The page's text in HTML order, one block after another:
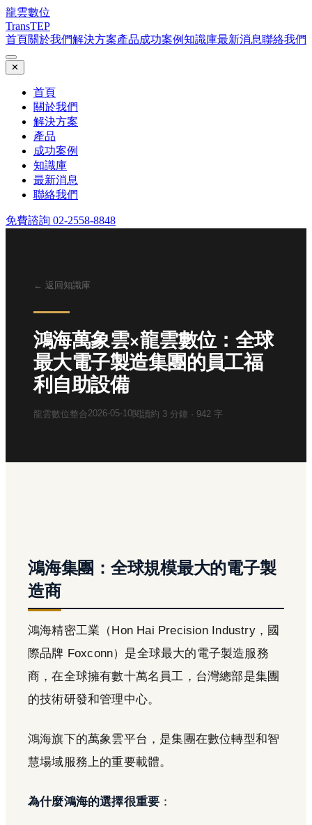
龍雲數位
TransTEP
首頁關於我們解決方案產品成功案例知識庫最新消息聯絡我們
✕
首頁
關於我們
解決方案
產品
成功案例
知識庫
最新消息
聯絡我們
免費諮詢 02-2558-8848
← 返回知識庫
鴻海萬象雲×龍雲數位：全球
最大電子製造集團的員工福
利自助設備
龍雲數位整合2026-05-10閱讀約 3 分鐘 · 942 字
鴻海集團：全球規模最大的電子製
造商
鴻海精密工業（Hon Hai Precision Industry，國
際品牌 Foxconn）是全球最大的電子製造服務
商，在全球擁有數十萬名員工，台灣總部是集團
的技術研發和管理中心。
鴻海旗下的萬象雲平台，是集團在數位轉型和智
慧場域服務上的重要載體。
為什麼鴻海的選擇很重要 ：